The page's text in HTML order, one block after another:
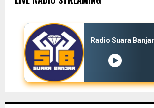
Radio Suara Banjar